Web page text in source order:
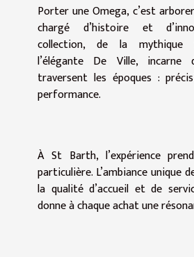
Porter une Omega, c’est
chargé d’histoire et
collection, de la mythique
l’élégante De Ville, incarne
traversent les époques :
performance.
À St Barth, l’expérience
particulière. L’ambiance unique
la qualité d’accueil et de
donne à chaque achat une